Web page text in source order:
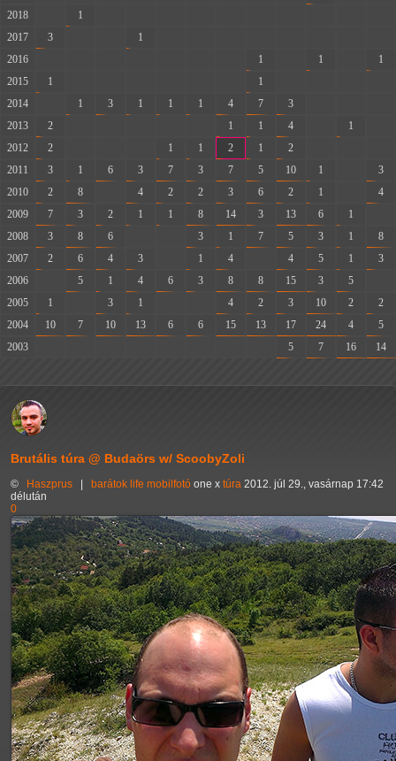
2018
1
2017
3 1
2016
1 1
1
2015
1 1
2014
1 3 1 1 1 4 7 3
2013
2 1 1 4 1
2012
2 1 1 2 1 2
2011
3 1 6 3 7 3 7 5 10 1
3
2010
2 8 4 2 2 3 6 2 1
4
2009
7 3 2 1 1 8 14 3 13 6 1
2008
3 8 6 3 1 7 5 3 1
8
2007
2 6 4 3 1 4 4 5 1
3
2006
5 1 4 6 3 8 8 15 3 5
2005
1 3 1 4 2 3 10 2
2
2004
10 7 10 13 6 6 15 13 17 24 4
5
2003
5 7 16 14
Brutális túra @ Budaörs w/ ScoobyZoli
© Haszprus barátok life mobilfotó one x túra 2012. júl 29., vasárnap 17:42
délután
0